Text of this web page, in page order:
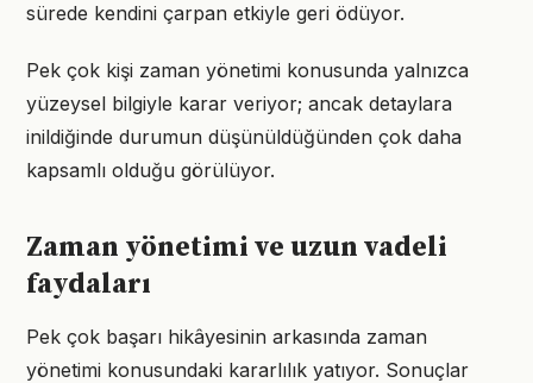
sürede kendini çarpan etkiyle geri ödüyor.
Pek çok kişi zaman yönetimi konusunda yalnızca
yüzeysel bilgiyle karar veriyor; ancak detaylara
inildiğinde durumun düşünüldüğünden çok daha
kapsamlı olduğu görülüyor.
Zaman yönetimi ve uzun vadeli
faydaları
Pek çok başarı hikâyesinin arkasında zaman
yönetimi konusundaki kararlılık yatıyor. Sonuçlar